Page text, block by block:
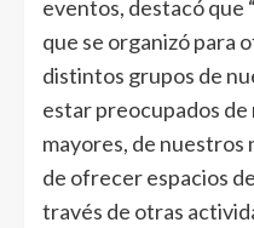
eventos, destacó que
que se organizó para
distintos grupos de
estar preocupados
mayores, de nuestros
de ofrecer espacios
través de otras